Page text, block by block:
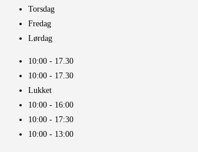
Torsdag
Fredag
Lørdag
10:00 - 17.30​
10:00 - 17.30​
Lukket
10:00 - 16:00​
10:00 - 17:30
10:00 - 13:00